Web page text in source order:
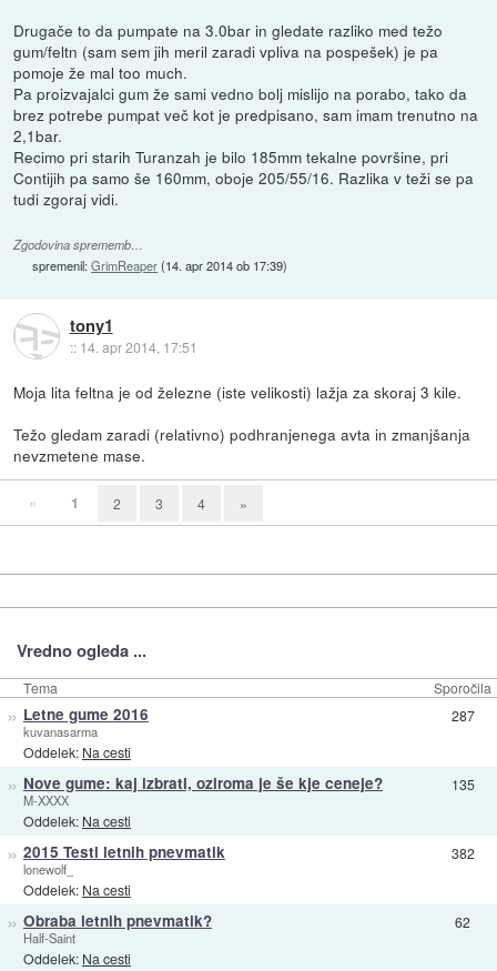
Drugače to da pumpate na 3.0bar in gledate razliko med težo
gum/feltn (sam sem jih meril zaradi vpliva na pospešek) je pa
pomoje že mal too much.
Pa proizvajalci gum že sami vedno bolj mislijo na porabo, tako da
brez potrebe pumpat več kot je predpisano, sam imam trenutno na
2,1bar.
Recimo pri starih Turanzah je bilo 185mm tekalne površine, pri
Contijih pa samo še 160mm, oboje 205/55/16. Razlika v teži se pa
tudi zgoraj vidi.
Zgodovina sprememb…
spremenil:GrimReaper(14. apr 2014 ob 17:39)
tony1
:: 14. apr 2014, 17:51
Moja lita feltna je od železne (iste velikosti) lažja za skoraj 3 kile.
Težo gledam zaradi (relativno) podhranjenega avta in zmanjšanja
nevzmetene mase.
« 1 2 3 4 »
Vredno ogleda ...
Tema Sporočila
» Letne gume 2016
kuvanasarma
Oddelek: Na cesti
287
» Nove gume: kaj izbrati, oziroma je še kje ceneje?
M-XXXX
Oddelek: Na cesti
135
» 2015 Testi letnih pnevmatik
lonewolf_
Oddelek: Na cesti
382
» Obraba letnih pnevmatik?
Half-Saint
Oddelek: Na cesti
62